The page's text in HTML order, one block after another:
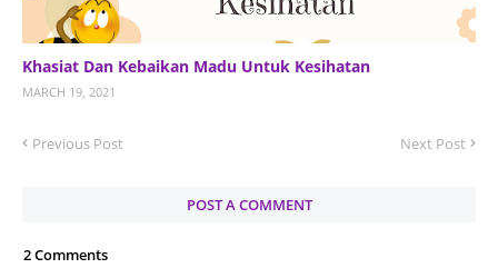
Khasiat Dan Kebaikan Madu Untuk Kesihatan
MARCH 19, 2021
Previous Post Next Post
POST A COMMENT
2 Comments